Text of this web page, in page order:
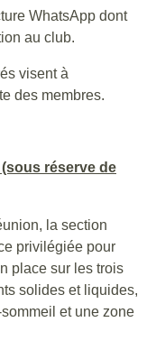
WhatsApp dont
au club.
visent à
des membres.
réserve de
la section
privilégiée pour
place sur les trois
solides et liquides,
et une zone